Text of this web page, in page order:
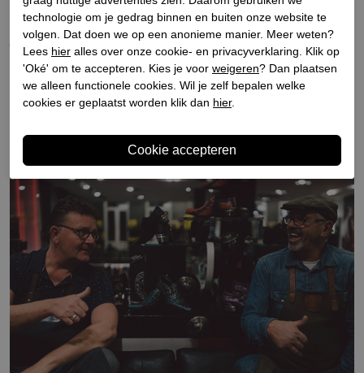
voor een minimalistische sneaker of een opvallende laars,
je kunt rekenen op kwaliteit, vakmanschap en een
eigentijdse uitstraling.
Met een jong team, passie voor mode en een duidelijke
visie op stijl blijft Taft Shoes vernieuwend en inspirerend.
ons zo bijzonder maakt.
technologie om je gedrag binnen en buiten onze website te
volgen. Dat doen we op een anonieme manier. Meer weten?
Lees hier alles over onze cookie- en privacyverklaring. Klik op
'Oké' om te accepteren. Kies je voor weigeren? Dan plaatsen
we alleen functionele cookies. Wil je zelf bepalen welke
cookies er geplaatst worden klik dan hier.